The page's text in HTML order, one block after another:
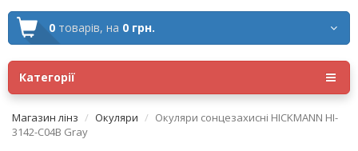
0 товарів, на 0 грн.
Категорії
Магазин лінз Окуляри
Окуляри сонцезахисні HICKMANN HI-
3142-C04B Gray